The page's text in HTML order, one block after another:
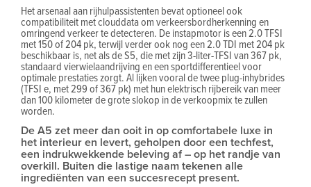
Het arsenaal aan rijhulpassistenten bevat optioneel ook
compatibiliteit met clouddata om verkeersbordherkenning en
omringend verkeer te detecteren. De instapmotor is een 2.0 TFSI
met 150 of 204 pk, terwijl verder ook nog een 2.0 TDI met 204 pk
beschikbaar is, net als de S5, die met zijn 3-liter-TFSI van 367 pk,
standaard vierwielaandrijving en een sportdifferentieel voor
optimale prestaties zorgt. Al lijken vooral de twee plug-inhybrides
(TFSI e, met 299 of 367 pk) met hun elektrisch rijbereik van meer
dan 100 kilometer de grote slokop in de verkoopmix te zullen
worden.
De A5 zet meer dan ooit in op comfortabele luxe in
het interieur en levert, geholpen door een techfest,
een indrukwekkende beleving af – op het randje van
overkill. Buiten die lastige naam tekenen alle
ingrediënten van een succesrecept present.